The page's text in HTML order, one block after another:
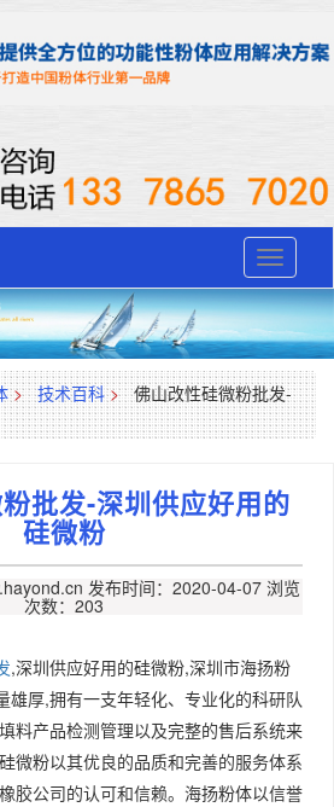
Toggle
> 技术百科 > 佛山改性硅微粉批发-
批发-深圳供应好用的
硅微粉
发布时间：2020-04-07 浏览
次数：203
,深圳供应好用的硅微粉,深圳市海扬粉
雄厚,拥有一支年轻化、专业化的科研队
料产品检测管理以及完整的售后系统来
微粉以其优良的品质和完善的服务体系
胶公司的认可和信赖。海扬粉体以信誉